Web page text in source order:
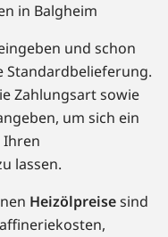
in Balgheim
und schon
Standardbelieferung.
Zahlungsart sowie
um sich ein
Ihren
lassen.
Heizölpreisesind